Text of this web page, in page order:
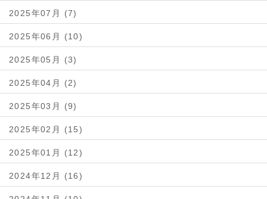
2025年07月 (7)
2025年06月 (10)
2025年05月 (3)
2025年04月 (2)
2025年03月 (9)
2025年02月 (15)
2025年01月 (12)
2024年12月 (16)